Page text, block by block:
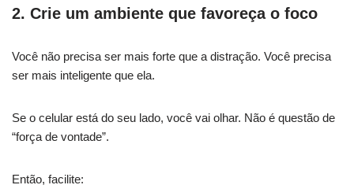
2. Crie um ambiente que favoreça o foco
Você não precisa ser mais forte que a distração. Você precisa
ser mais inteligente que ela.
Se o celular está do seu lado, você vai olhar. Não é questão de
“força de vontade”.
Então, facilite: